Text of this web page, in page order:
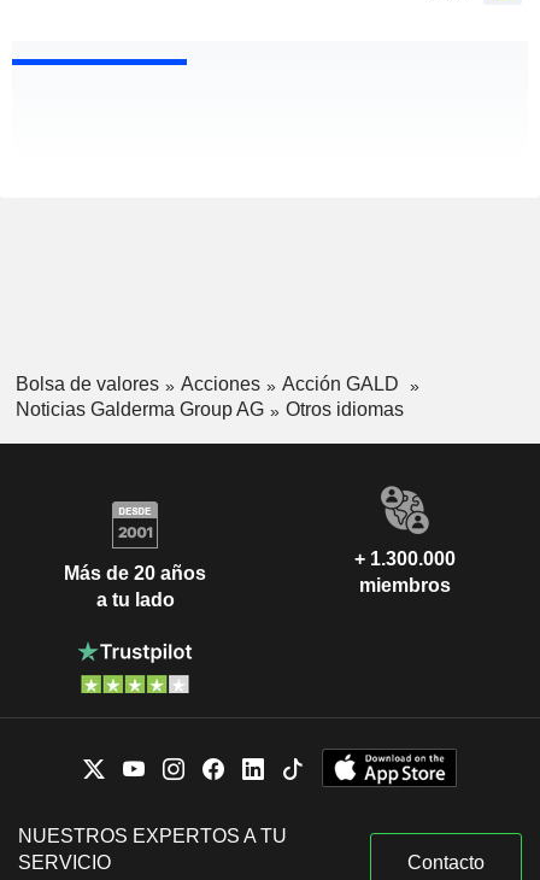
Bolsa de valores Acciones
Acción GALD
Noticias Galderma Group AG
Otros idiomas
Más de 20 años
a tu lado
+ 1.300.000
miembros
NUESTROS EXPERTOS A TU
SERVICIO
Contacto